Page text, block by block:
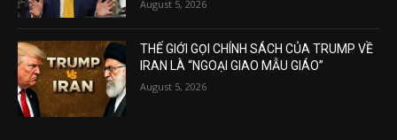
August 5, 2026
THẾ GIỚI GỌI CHÍNH SÁCH CỦA TRUMP VỀ
IRAN LÀ “NGOẠI GIAO MẪU GIÁO”
August 5, 2026